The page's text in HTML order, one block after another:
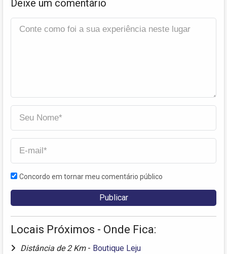
Deixe um comentário
Concordo em tornar meu comentário público
Locais Próximos - Onde Fica:
Distância de 2 Km - Boutique Leju